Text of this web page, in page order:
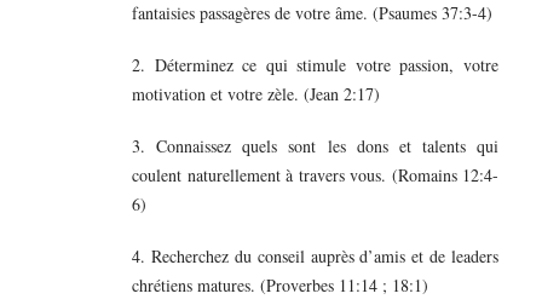
fantaisies passagères de votre âme. (Psaumes 37:3-4)
2. Déterminez ce qui stimule votre passion, votre
motivation et votre zèle. (Jean 2:17)
3. Connaissez quels sont les dons et talents qui
coulent naturellement à travers vous. (Romains 12:4-
6)
4. Recherchez du conseil auprès d’amis et de leaders
chrétiens matures. (Proverbes 11:14 ; 18:1)